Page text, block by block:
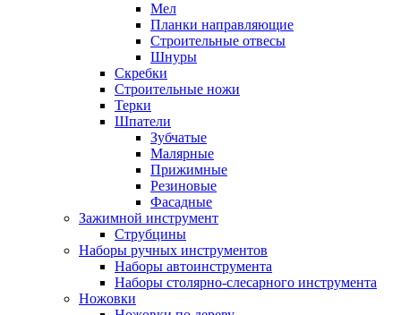
Мел
Планки направляющие
Строительные отвесы
Шнуры
Скребки
Строительные ножи
Терки
Шпатели
Зубчатые
Малярные
Прижимные
Резиновые
Фасадные
Зажимной инструмент
Струбцины
Наборы ручных инструментов
Наборы автоинструмента
Наборы столярно-слесарного инструмента
Ножовки